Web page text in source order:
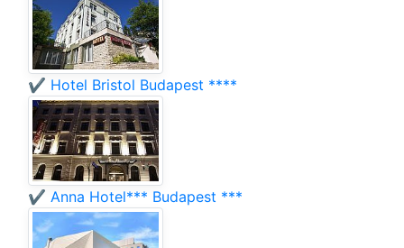
✔️ Hotel Bristol Budapest ****
✔️ Anna Hotel*** Budapest ***